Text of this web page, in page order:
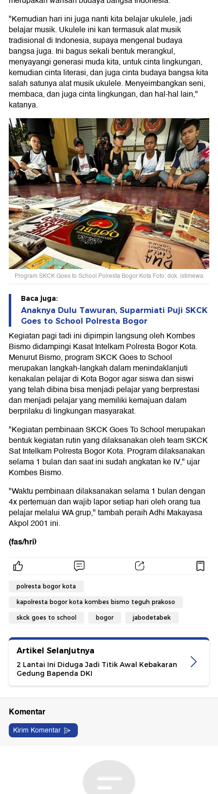
"Kemudian hari ini juga nanti kita belajar ukulele, jadi
belajar musik. Ukulele ini kan termasuk alat musik
tradisional di Indonesia, supaya mengenal budaya
bangsa juga. Ini bagus sekali bentuk merangkul,
menyayangi generasi muda kita, untuk cinta lingkungan,
kemudian cinta literasi, dan juga cinta budaya bangsa kita
salah satunya alat musik ukulele. Menyeimbangkan seni,
membaca, dan juga cinta lingkungan, dan hal-hal lain,"
katanya.
Program SKCK Goes to School Polresta Bogor Kota Foto: dok. istimewa
Baca juga:
Anaknya Dulu Tawuran, Suparmiati Puji SKCK
Goes to School Polresta Bogor
Kegiatan pagi tadi ini dipimpin langsung oleh Kombes
Bismo didampingi Kasat Intelkam Polresta Bogor Kota.
Menurut Bismo, program SKCK Goes to School
merupakan langkah-langkah dalam menindaklanjuti
kenakalan pelajar di Kota Bogor agar siswa dan siswi
yang telah dibina bisa menjadi pelajar yang berprestasi
dan menjadi pelajar yang memiliki kemajuan dalam
berprilaku di lingkungan masyarakat.
"Kegiatan pembinaan SKCK Goes To School merupakan
bentuk kegiatan rutin yang dilaksanakan oleh team SKCK
Sat Intelkam Polresta Bogor Kota. Program dilaksanakan
selama 1 bulan dan saat ini sudah angkatan ke IV," ujar
Kombes Bismo.
"Waktu pembinaan dilaksanakan selama 1 bulan dengan
4x pertemuan dan wajib lapor setiap hari oleh orang tua
pelajar melalui WA grup," tambah peraih Adhi Makayasa
Akpol 2001 ini.
(fas/hri)
polresta bogor kota
kapolresta bogor kota kombes bismo teguh prakoso
skck goes to school bogor jabodetabek
Artikel Selanjutnya
2 Lantai Ini Diduga Jadi Titik Awal Kebakaran
Gedung Bapenda DKI